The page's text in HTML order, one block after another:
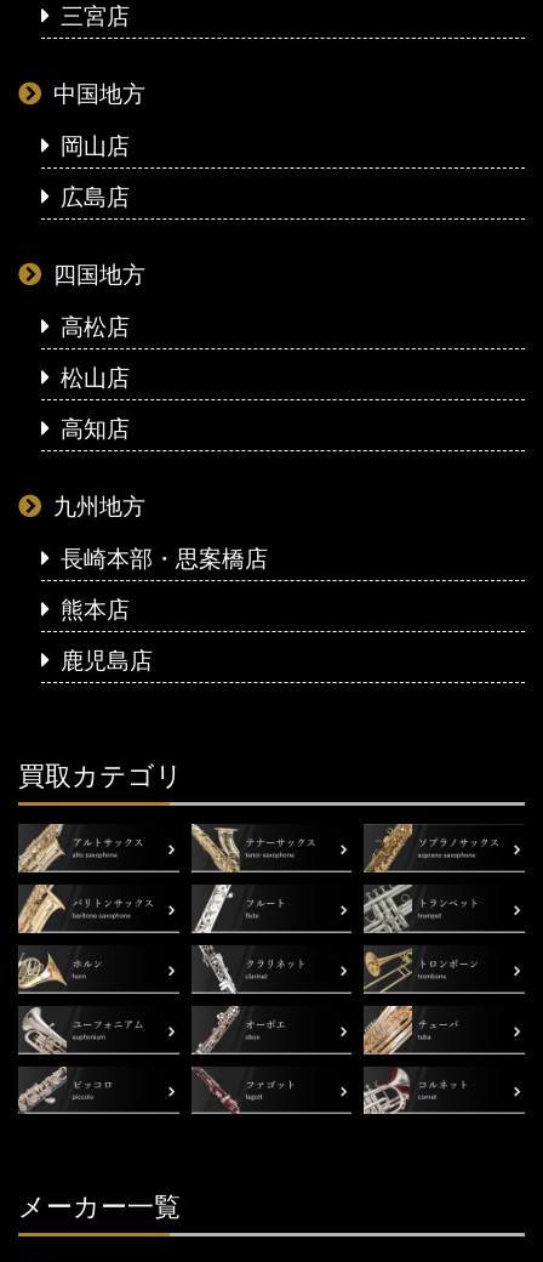
三宮店
中国地方
岡山店
広島店
四国地方
高松店
松山店
高知店
九州地方
長崎本部・思案橋店
熊本店
鹿児島店
買取カテゴリ
メーカー一覧